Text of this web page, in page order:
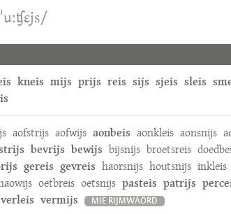
kneis mijs prijs reis sijs sjeis sleis
aofstrijs aofwijs aonbeis aonkleis aonsnijs
bevrijs bewijs bijsnijs broetsreis
gereis gevreis haorsnijs houtsnijs inkleis
oetbreis oetsnijs pasteis patrijs
verleis vermijs MIE RIJMWÄÖRD